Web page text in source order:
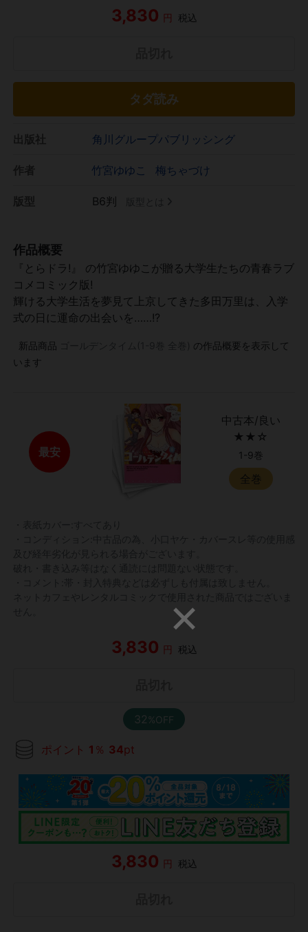
3,830 円 税込
タダ読み
角川グループパブリッシング
竹宮ゆゆこ 梅ちゃづけ
B6判
作品概要
『とらドラ!』 の竹宮ゆゆこが贈る大学生たちの青春ラブ
コメコミック版!
輝ける大学生活を夢見て上京してきた多田万里は、入学
式の日に運命の出会いを……!?
新品商品
の作品概要を表示して
います
最安
中古本/良い
★★☆
1-9巻
全巻
3,830 円 税込
32%OFF
ポイント 1 ％ 34pt
3,830 円 税込